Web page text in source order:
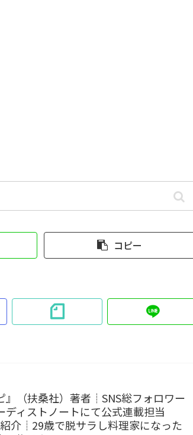
コピー
』（扶桑社）著者┊SNS総フォロワー
ィストノートにて公式連載担当
介┊29歳で脱サラし料理家になった